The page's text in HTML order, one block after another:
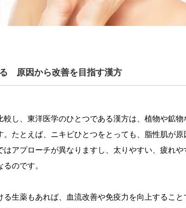
原因から改善を目指す漢方
し、東洋医学のひとつである漢方は、植物や鉱物
たとえば、ニキビひとつをとっても、脂性肌が原
アプローチが異なりますし、太りやすい、疲れや
のです。
る生薬もあれば、血流改善や免疫力を向上すること